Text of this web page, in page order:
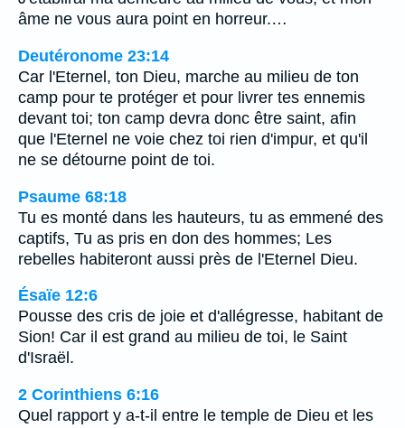
âme ne vous aura point en horreur.…
Deutéronome 23:14
Car l'Eternel, ton Dieu, marche au milieu de ton
camp pour te protéger et pour livrer tes ennemis
devant toi; ton camp devra donc être saint, afin
que l'Eternel ne voie chez toi rien d'impur, et qu'il
ne se détourne point de toi.
Psaume 68:18
Tu es monté dans les hauteurs, tu as emmené des
captifs, Tu as pris en don des hommes; Les
rebelles habiteront aussi près de l'Eternel Dieu.
Ésaïe 12:6
Pousse des cris de joie et d'allégresse, habitant de
Sion! Car il est grand au milieu de toi, le Saint
d'Israël.
2 Corinthiens 6:16
Quel rapport y a-t-il entre le temple de Dieu et les